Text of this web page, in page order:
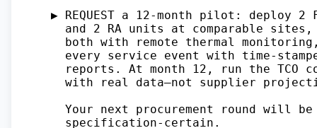
▶ REQUEST a 12-month pilot: deploy 2
and 2 RA units at comparable sites,
both with remote thermal
every service event with time-
reports. At month 12, run the TCO
with real data—not supplier
      Your next procurement round will be